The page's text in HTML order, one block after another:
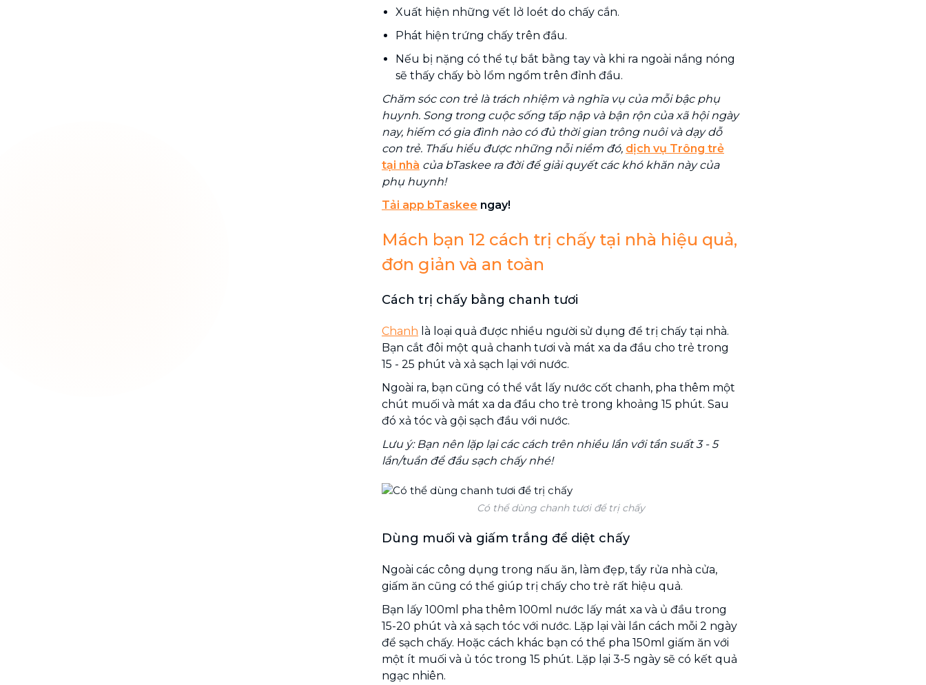
Xuất hiện những vết lở loét do chấy cắn.
Phát hiện trứng chấy trên đầu.
Nếu bị nặng có thể tự bắt bằng tay và khi ra ngoài nắng nóng
sẽ thấy chấy bò lổm ngổm trên đỉnh đầu.
Chăm sóc con trẻ là trách nhiệm và nghĩa vụ của mỗi bậc phụ
huynh. Song trong cuộc sống tấp nập và bận rộn của xã hội ngày
nay, hiếm có gia đình nào có đủ thời gian trông nuôi và dạy dỗ
con trẻ. Thấu hiểu được những nỗi niềm đó, dịch vụ Trông trẻ
tại nhà của bTaskee ra đời để giải quyết các khó khăn này của
phụ huynh!
Tải app bTaskee ngay!
Mách bạn 12 cách trị chấy tại nhà hiệu quả,
đơn giản và an toàn
Cách trị chấy bằng chanh tươi
Chanh là loại quả được nhiều người sử dụng để trị chấy tại nhà.
Bạn cắt đôi một quả chanh tươi và mát xa da đầu cho trẻ trong
15 - 25 phút và xả sạch lại với nước.
Ngoài ra, bạn cũng có thể vắt lấy nước cốt chanh, pha thêm một
chút muối và mát xa da đầu cho trẻ trong khoảng 15 phút. Sau
đó xả tóc và gội sạch đầu với nước.
Lưu ý: Bạn nên lặp lại các cách trên nhiều lần với tần suất 3 - 5
lần/tuần để đầu sạch chấy nhé!
Có thể dùng chanh tươi để trị chấy
Dùng muối và giấm trắng để diệt chấy
Ngoài các công dụng trong nấu ăn, làm đẹp, tẩy rửa nhà cửa,
giấm ăn cũng có thể giúp trị chấy cho trẻ rất hiệu quả.
Bạn lấy 100ml pha thêm 100ml nước lấy mát xa và ủ đầu trong
15-20 phút và xả sạch tóc với nước. Lặp lại vài lần cách mỗi 2 ngày
để sạch chấy. Hoặc cách khác bạn có thể pha 150ml giấm ăn với
một ít muối và ủ tóc trong 15 phút. Lặp lại 3-5 ngày sẽ có kết quả
ngạc nhiên.